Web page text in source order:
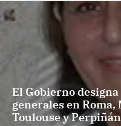
El Gobierno
generales en
Toulouse y Perpiñán